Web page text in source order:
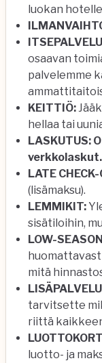
luokan
osaavan
palvelemme
KEITTIÖ:
hellaa tai
LASKUTUS:
verkkolaskut.
LATE
(lisämaksu).
LEMMIKIT:
sisätiloihin,
LOW-
mitä
tarvitsette
riittä
luotto- ja